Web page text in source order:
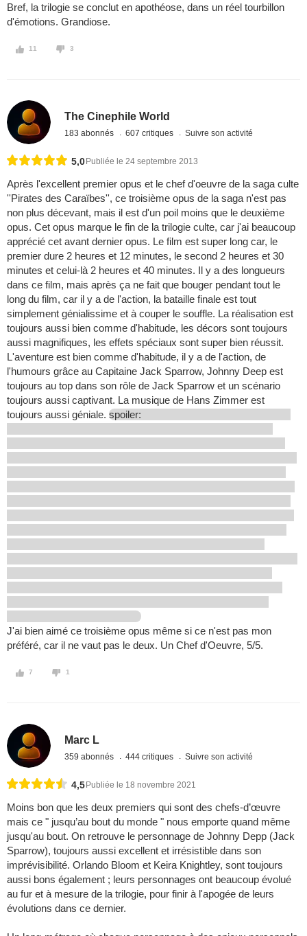
Bref, la trilogie se conclut en apothéose, dans un réel tourbillon
d'émotions. Grandiose.
11 3
The Cinephile World
183 abonnés 607 critiques Suivre son activité
5,0 Publiée le 24 septembre 2013
Après l'excellent premier opus et le chef d'oeuvre de la saga culte
''Pirates des Caraïbes'', ce troisième opus de la saga n'est pas
non plus décevant, mais il est d'un poil moins que le deuxième
opus. Cet opus marque le fin de la trilogie culte, car j'ai beaucoup
apprécié cet avant dernier opus. Le film est super long car, le
premier dure 2 heures et 12 minutes, le second 2 heures et 30
minutes et celui-là 2 heures et 40 minutes. Il y a des longueurs
dans ce film, mais après ça ne fait que bouger pendant tout le
long du film, car il y a de l'action, la bataille finale est tout
simplement génialissime et à couper le souffle. La réalisation est
toujours aussi bien comme d'habitude, les décors sont toujours
aussi magnifiques, les effets spéciaux sont super bien réussit.
L'aventure est bien comme d'habitude, il y a de l'action, de
l'humours grâce au Capitaine Jack Sparrow, Johnny Deep est
toujours au top dans son rôle de Jack Sparrow et un scénario
toujours aussi captivant. La musique de Hans Zimmer est
toujours aussi géniale. spoiler:
J'ai bien aimé ce troisième opus même si ce n'est pas mon
préféré, car il ne vaut pas le deux. Un Chef d'Oeuvre, 5/5.
7 1
Marc L
359 abonnés 444 critiques Suivre son activité
4,5 Publiée le 18 novembre 2021
Moins bon que les deux premiers qui sont des chefs-d’œuvre
mais ce " jusqu’au bout du monde " nous emporte quand même
jusqu'au bout. On retrouve le personnage de Johnny Depp (Jack
Sparrow), toujours aussi excellent et irrésistible dans son
imprévisibilité. Orlando Bloom et Keira Knightley, sont toujours
aussi bons également ; leurs personnages ont beaucoup évolué
au fur et à mesure de la trilogie, pour finir à l'apogée de leurs
évolutions dans ce dernier.